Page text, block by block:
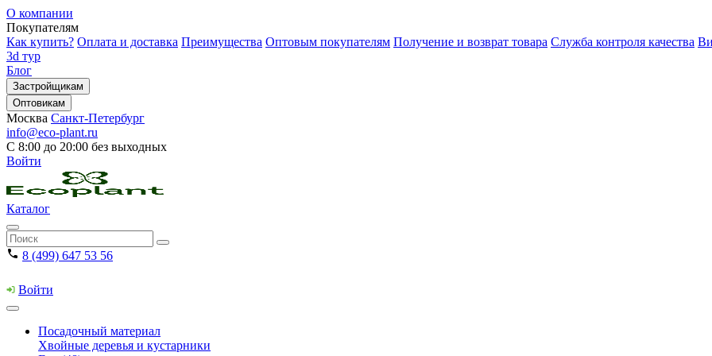
О компании
Покупателям
Как купить? Оплата и доставка Преимущества Оптовым покупателям Получение и возврат товара Служба контроля качества
3d тур
Блог
Застройщикам
Оптовикам
Москва Санкт-Петербург
info@eco-plant.ru
С 8:00 до 20:00 без выходных
Войти
Каталог
8 (499) 647 53 56
Войти
Посадочный материал
Хвойные деревья и кустарники